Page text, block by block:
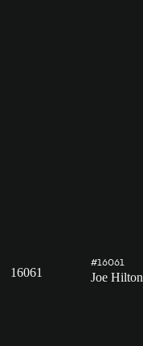
16061
#16061
Joe Hilton